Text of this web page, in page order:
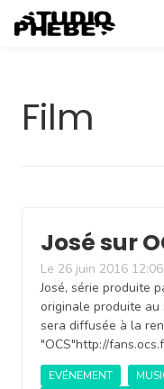
Film
José sur
Le 26 juin 2016 12:06
José, série produite
originale produite au
sera diffusée à la
"OCS"http://
EVÉNEMENT